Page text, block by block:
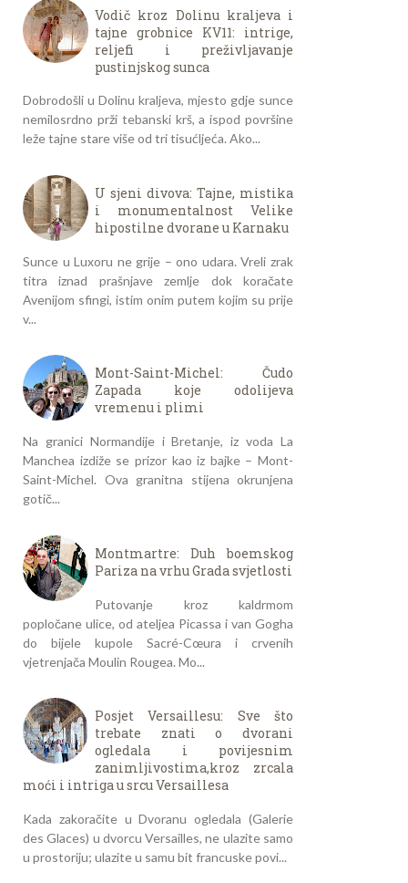
Vodič kroz Dolinu kraljeva i
tajne grobnice KV11: intrige,
reljefi i preživljavanje
pustinjskog sunca
Dobrodošli u Dolinu kraljeva, mjesto gdje sunce
nemilosrdno prži tebanski krš, a ispod površine
leže tajne stare više od tri tisućljeća. Ako...
U sjeni divova: Tajne, mistika
i monumentalnost Velike
hipostilne dvorane u Karnaku
Sunce u Luxoru ne grije – ono udara. Vreli zrak
titra iznad prašnjave zemlje dok koračate
Avenijom sfingi, istim onim putem kojim su prije
v...
Mont-Saint-Michel: Čudo
Zapada koje odolijeva
vremenu i plimi
Na granici Normandije i Bretanje, iz voda La
Manchea izdiže se prizor kao iz bajke – Mont-
Saint-Michel. Ova granitna stijena okrunjena
gotič...
Montmartre: Duh boemskog
Pariza na vrhu Grada svjetlosti
Putovanje kroz kaldrmom
popločane ulice, od ateljea Picassa i van Gogha
do bijele kupole Sacré-Cœura i crvenih
vjetrenjača Moulin Rougea. Mo...
Posjet Versaillesu: Sve što
trebate znati o dvorani
ogledala i povijesnim
zanimljivostima,kroz zrcala
moći i intriga u srcu Versaillesa
Kada zakoračite u Dvoranu ogledala (Galerie
des Glaces) u dvorcu Versailles, ne ulazite samo
u prostoriju; ulazite u samu bit francuske povi...